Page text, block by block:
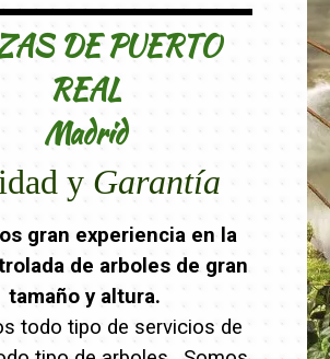
DE PUERTO
REAL
Madrid
y Garantía
gran experiencia en la
de arboles de gran
tamaño y altura.
todo tipo de servicios de